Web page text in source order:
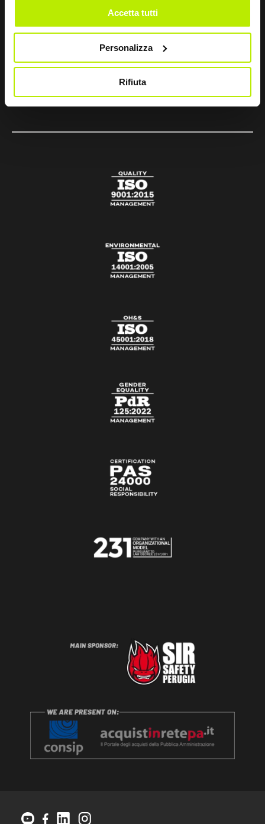
Accetta tutti
Personalizza
Rifiuta
+39 075 804 37 47
vendite@pec.sirsafety.com